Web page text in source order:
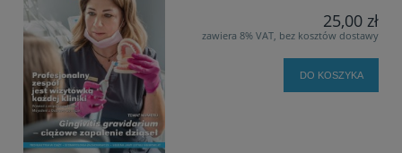
25,00 zł
zawiera 8% VAT, bez kosztów dostawy
DO KOSZYKA